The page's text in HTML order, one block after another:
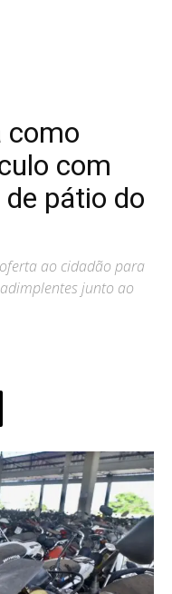
como
com
pátio do
ao cidadão para
junto ao